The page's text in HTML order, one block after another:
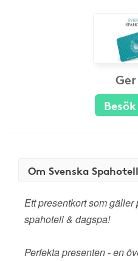
Om Svenska
Ett presentkort som
spahotell & dagspa!
Perfekta presenten - en